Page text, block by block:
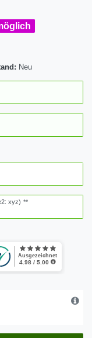
Neu
xyz) **